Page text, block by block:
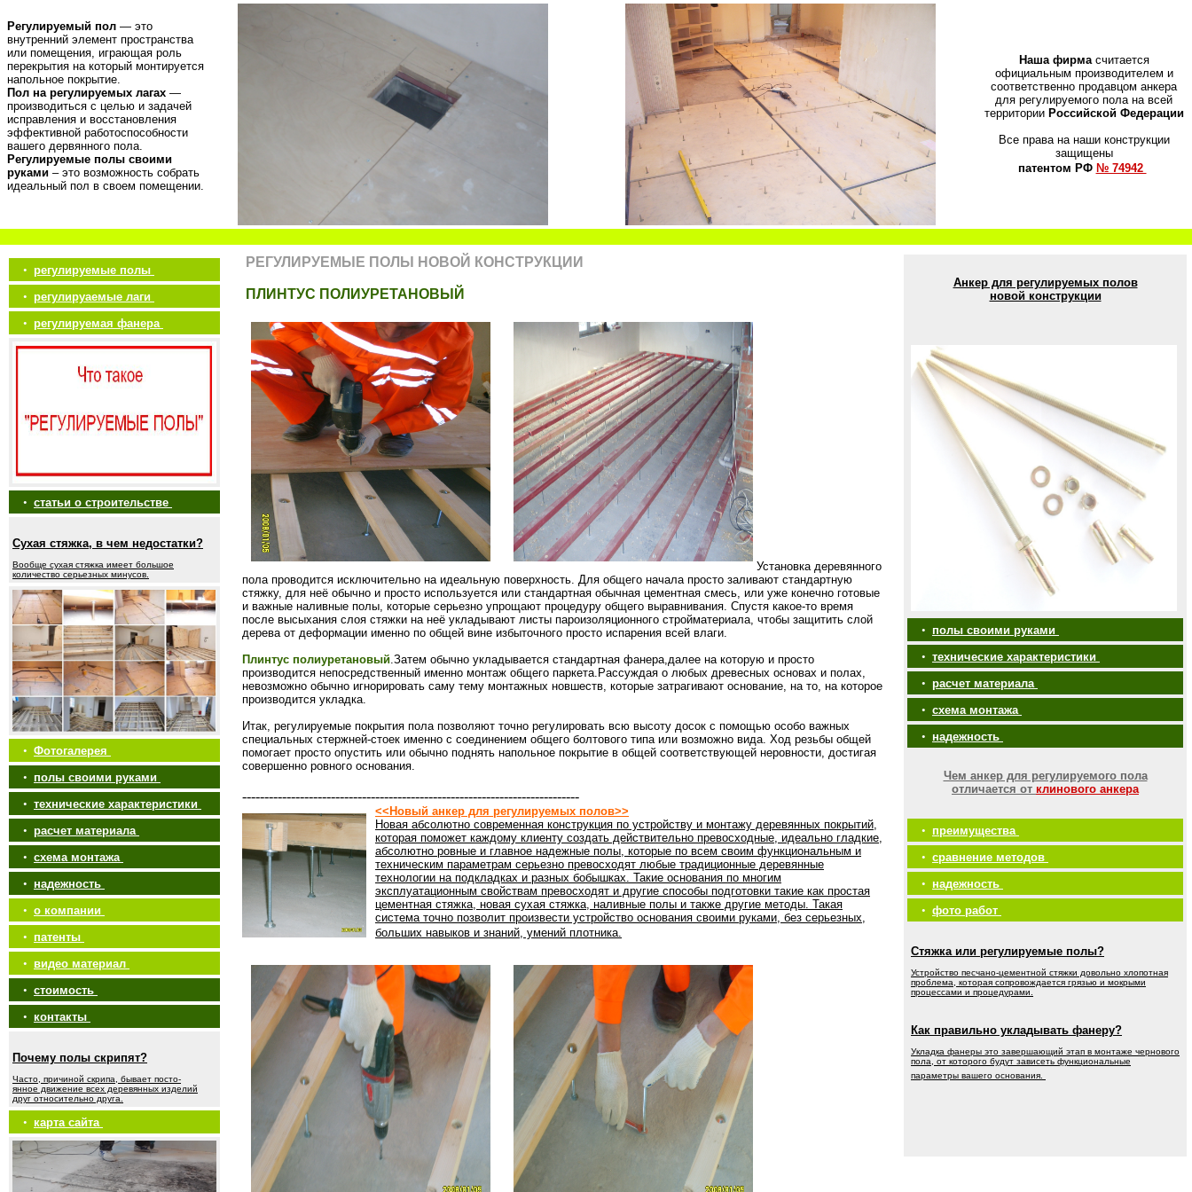
Регулируемый пол — это
внутренний элемент пространства
или помещения, играющая роль
перекрытия на который монтируется
напольное покрытие.
Пол на регулируемых лагах —
производиться с целью и задачей
исправления и восстановления
эффективной работоспособности
вашего дервянного пола.
Регулируемые полы своими
руками – это возможность собрать
идеальный пол в своем помещении.
Наша фирмасчитается
официальным производителем и
соответственно продавцом анкера
для регулируемого пола на всей
территории Российской Федерации
Все права на наши конструкции
защищены
патентом РФ № 74942
• регулируемые полы
• регулируаемые лаги
• регулируемая фанера
• статьи о строительстве
Сухая стяжка, в чем недостатки?
Вообще сухая стяжка имеет большое
количество серьезных минусов.
• Фотогалерея
• полы своими руками
• технические характеристики
• расчет материала
• схема монтажа
• надежность
• о компании
• патенты
• видео материал
• стоимость
• контакты
Почему полы скрипят?
Часто, причиной скрипа, бывает посто-
янное движение всех деревянных изделий
друг относительно друга.
• карта сайта
РЕГУЛИРУЕМЫЕ ПОЛЫ НОВОЙ КОНСТРУКЦИИ
ПЛИНТУС ПОЛИУРЕТАНОВЫЙ
Установка деревянного
пола проводится исключительно на идеальную поверхность. Для общего начала просто заливают стандартную
стяжку, для неё обычно и просто используется или стандартная обычная цементная смесь, или уже конечно готовые
и важные наливные полы, которые серьезно упрощают процедуру общего выравнивания. Спустя какое-то время
после высыхания слоя стяжки на неё укладывают листы пароизоляционного стройматериала, чтобы защитить слой
дерева от деформации именно по общей вине избыточного просто испарения всей влаги.
Плинтус полиуретановый.Затем обычно укладывается стандартная фанера,далее на которую и просто
производится непосредственный именно монтаж общего паркета.Рассуждая о любых древесных основах и полах,
невозможно обычно игнорировать саму тему монтажных новшеств, которые затрагивают основание, на то, на которое
производится укладка.
Итак, регулируемые покрытия пола позволяют точно регулировать всю высоту досок с помощью особо важных
специальных стержней-стоек именно с соединением общего болтового типа или возможно вида. Ход резьбы общей
помогает просто опустить или обычно поднять напольное покрытие в общей соответствующей неровности, достигая
совершенно ровного основания.
----------------------------------------------------------------------------
<<Новый анкер для регулируемых полов>>
Новая абсолютно современная конструкция по устройству и монтажу деревянных покрытий,
которая поможет каждому клиенту создать действительно превосходные, идеально гладкие,
абсолютно ровные и главное надежные полы, которые по всем своим функциональным и
техническим параметрам серьезно превосходят любые традиционные деревянные
технологии на подкладках и разных бобышках. Такие основания по многим
эксплуатационным свойствам превосходят и другие способы подготовки такие как простая
цементная стяжка, новая сухая стяжка, наливные полы и также другие методы. Такая
система точно позволит произвести устройство основания своими руками, без серьезных,
больших навыков и знаний, умений плотника.
Анкер для регулируемых полов
новой конструкции
• полы своими руками
• технические характеристики
• расчет материала
• схема монтажа
• надежность
Чем анкер для регулируемого пола
отличается от клинового анкера
• преимущества
• сравнение методов
• надежность
• фото работ
Стяжка или регулируемые полы?
Устройство песчано-цементной стяжки довольно хлопотная
проблема, которая сопровождается грязью и мокрыми
процессами и процедурами.
Как правильно укладывать фанеру?
Укладка фанеры это завершающий этап в монтаже чернового
пола, от которого будут зависеть функциональные
параметры вашего основания.